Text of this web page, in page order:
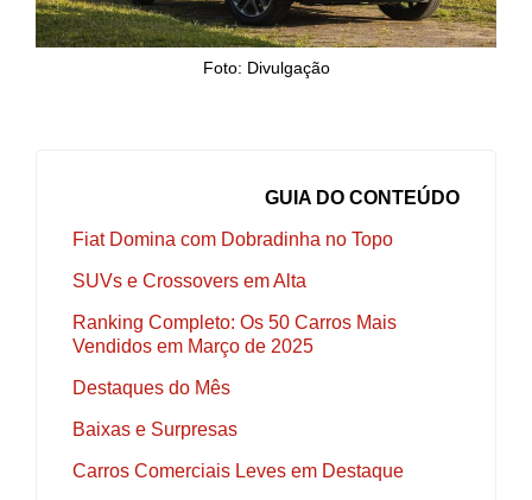
Foto: Divulgação
GUIA DO CONTEÚDO
Fiat Domina com Dobradinha no Topo
SUVs e Crossovers em Alta
Ranking Completo: Os 50 Carros Mais
Vendidos em Março de 2025
Destaques do Mês
Baixas e Surpresas
Carros Comerciais Leves em Destaque